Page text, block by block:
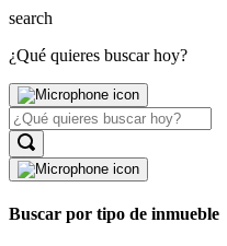
search
¿Qué quieres buscar hoy?
Buscar por tipo de inmueble